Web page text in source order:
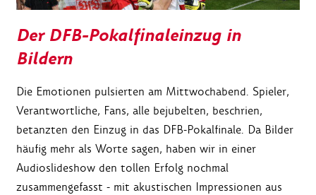
Der DFB-Pokalfinaleinzug in
Bildern
Die Emotionen pulsierten am Mittwochabend. Spieler,
Verantwortliche, Fans, alle bejubelten, beschrien,
betanzten den Einzug in das DFB-Pokalfinale. Da Bilder
häufig mehr als Worte sagen, haben wir in einer
Audioslideshow den tollen Erfolg nochmal
zusammengefasst - mit akustischen Impressionen aus